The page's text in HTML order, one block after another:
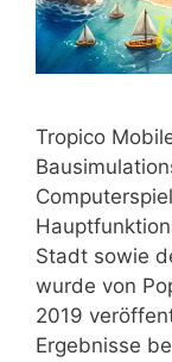
Tropico
Stadt sowie
wurde von
2019
Ergebnisse